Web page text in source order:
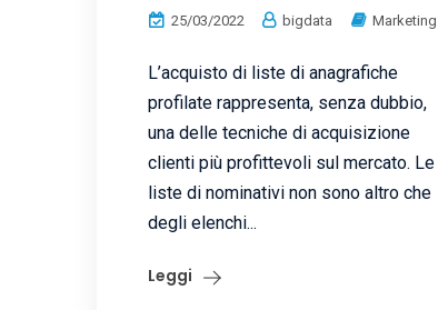
25/03/2022 bigdata Marketing
L’acquisto di liste di anagrafiche
profilate rappresenta, senza dubbio,
una delle tecniche di acquisizione
clienti più profittevoli sul mercato. Le
liste di nominativi non sono altro che
degli elenchi...
Leggi